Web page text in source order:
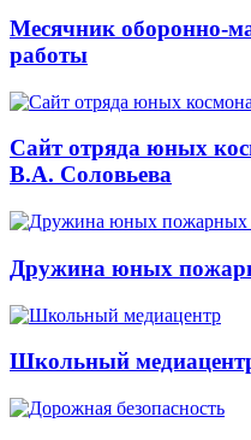
Месячник оборонно-
работы
Сайт отряда юных
В.А. Соловьева
Дружина юных
Школьный